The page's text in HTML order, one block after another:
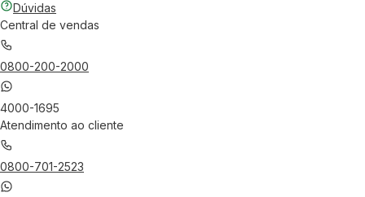
Dúvidas
Central de vendas
0800-200-2000
4000-1695
Atendimento ao cliente
0800-701-2523